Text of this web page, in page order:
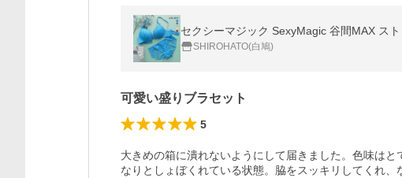
セクシーマジック SexyMagic 谷間MAX ス
SHIROHATO(白鳩)
可愛い盛りブラセット
5
大きめの箱に潰れないようにして届きました。色味は
なりとしょぼくれている状態。脇をスッキリしてくれ